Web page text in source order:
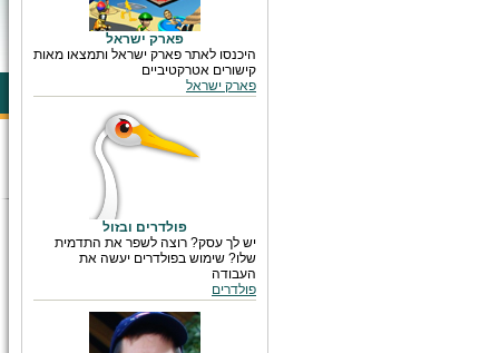
פארק ישראל
היכנסו לאתר פארק ישראל ותמצאו מאות
קישורים אטרקטיביים
פארק ישראל
פולדרים ובזול
יש לך עסק? רוצה לשפר את התדמית
שלו? שימוש בפולדרים יעשה את
העבודה
פולדרים